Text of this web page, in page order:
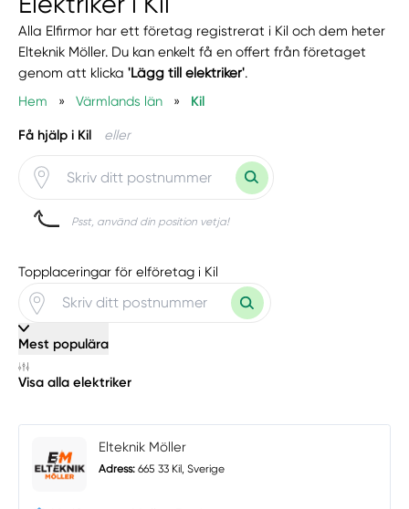
Alla Elfirmor har ett företag registrerat i Kil och dem heter
Elteknik Möller. Du kan enkelt få en offert från företaget
genom att klicka'Lägg till elektriker'.
Hem
» Värmlands län » Kil
Få hjälp i Kil eller
Psst, använd din position vetja!
Topplaceringar för elföretag i Kil
Mest populära
Visa alla elektriker
Elteknik Möller
Adress: 665 33 Kil, Sverige